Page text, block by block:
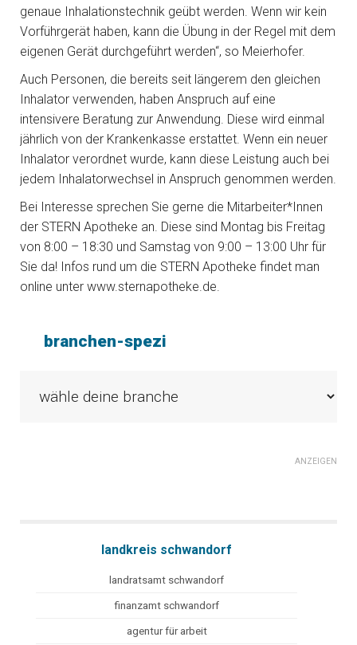
genaue Inhalationstechnik geübt werden. Wenn wir kein
Vorführgerät haben, kann die Übung in der Regel mit dem
eigenen Gerät durchgeführt werden“, so Meierhofer.
Auch Personen, die bereits seit längerem den gleichen
Inhalator verwenden, haben Anspruch auf eine
intensivere Beratung zur Anwendung. Diese wird einmal
jährlich von der Krankenkasse erstattet. Wenn ein neuer
Inhalator verordnet wurde, kann diese Leistung auch bei
jedem Inhalatorwechsel in Anspruch genommen werden.
Bei Interesse sprechen Sie gerne die Mitarbeiter*Innen
der STERN Apotheke an. Diese sind Montag bis Freitag
von 8:00 – 18:30 und Samstag von 9:00 – 13:00 Uhr für
Sie da! Infos rund um die STERN Apotheke findet man
online unter www.sternapotheke.de.
branchen-spezi
ANZEIGEN
landkreis schwandorf
landratsamt schwandorf
finanzamt schwandorf
agentur für arbeit